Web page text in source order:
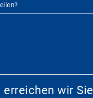
erreichen wir Sie